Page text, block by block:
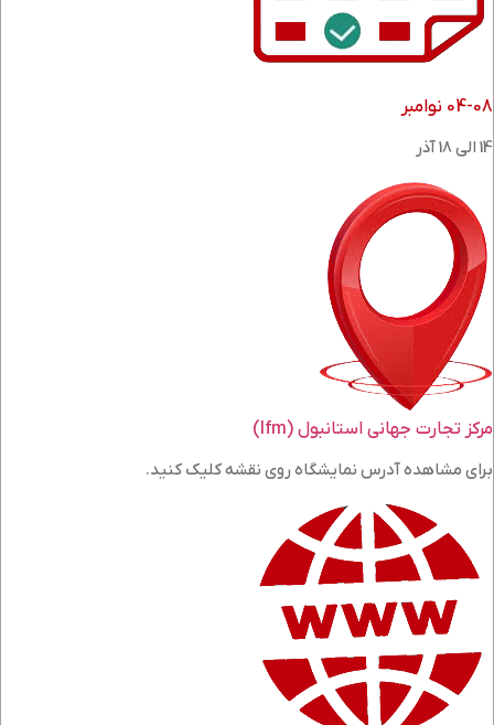
04-08 نوامبر
14 الی 18 آذر
مرکز تجارت جهانی استانبول (Ifm)
برای مشاهده آدرس نمایشگاه روی نقشه کلیک کنید.